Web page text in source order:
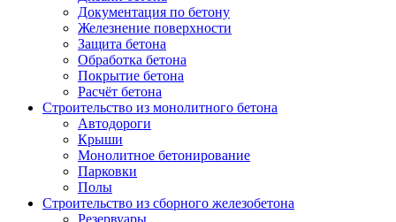
Документация по бетону
Железнение поверхности
Защита бетона
Обработка бетона
Покрытие бетона
Расчёт бетона
Строительство из монолитного бетона
Автодороги
Крыши
Монолитное бетонирование
Парковки
Полы
Строительство из сборного железобетона
Резервуары